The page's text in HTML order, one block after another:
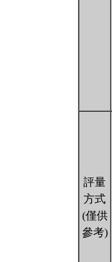
評量
方式
(僅供
參考)